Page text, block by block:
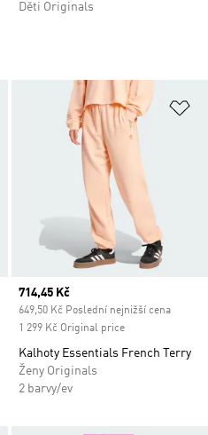
Děti Originals
Přidat do seznamu přání
Current price
714,45 Kč
649,50 Kč Poslední nejnižší cena
1 299 Kč Original price
Kalhoty Essentials French Terry
Ženy Originals
2 barvy/ev